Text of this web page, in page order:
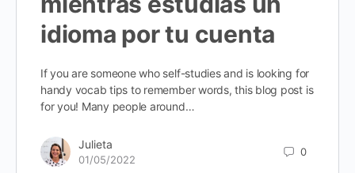
idioma por tu cuenta
If you are someone who self-studies and is looking for
handy vocab tips to remember words, this blog post is
for you! Many people around…
Julieta
01/05/2022
0